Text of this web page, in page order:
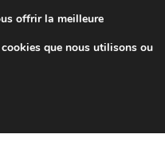
de 7 EUR
de 9 h à 16 h
offrir la meilleure
que nous utilisons ou